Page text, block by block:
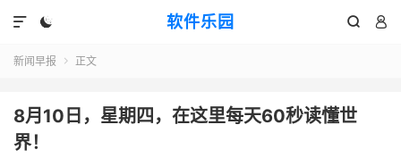
软件乐园 
 

新闻早报  正文
8月10日，星期四，在这里每天60秒读懂世
界！